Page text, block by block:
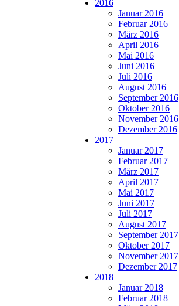
2016
Januar 2016
Februar 2016
März 2016
April 2016
Mai 2016
Juni 2016
Juli 2016
August 2016
September 2016
Oktober 2016
November 2016
Dezember 2016
2017
Januar 2017
Februar 2017
März 2017
April 2017
Mai 2017
Juni 2017
Juli 2017
August 2017
September 2017
Oktober 2017
November 2017
Dezember 2017
2018
Januar 2018
Februar 2018